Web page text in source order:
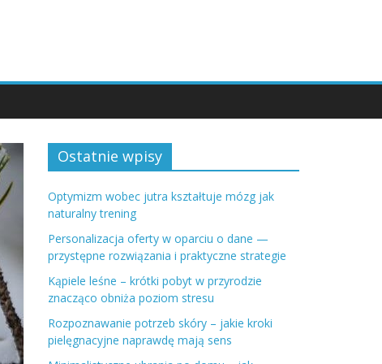
Ostatnie wpisy
Optymizm wobec jutra kształtuje mózg jak
naturalny trening
Personalizacja oferty w oparciu o dane —
przystępne rozwiązania i praktyczne strategie
Kąpiele leśne – krótki pobyt w przyrodzie
znacząco obniża poziom stresu
Rozpoznawanie potrzeb skóry – jakie kroki
pielęgnacyjne naprawdę mają sens